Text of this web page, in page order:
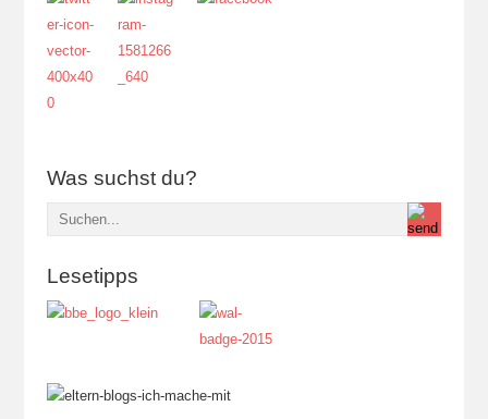
Was suchst du?
Lesetipps